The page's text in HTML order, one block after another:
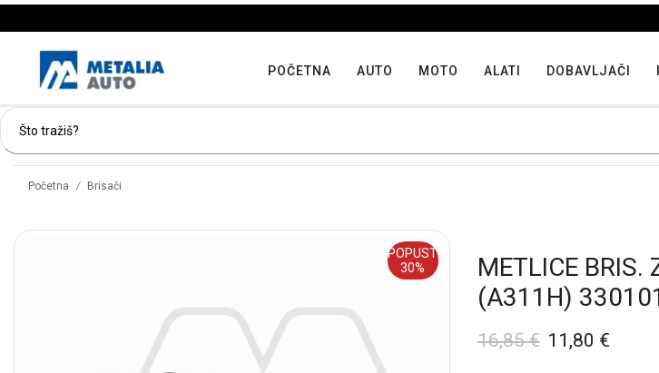
Iskoristite maksimalne popuste
POČETNA AUTO MOTO ALATI DOBAVLJAČI
Početna / Brisači
POPUST
30%
METLICE BRIS.
(A311H)
16,85€ 11,80 €